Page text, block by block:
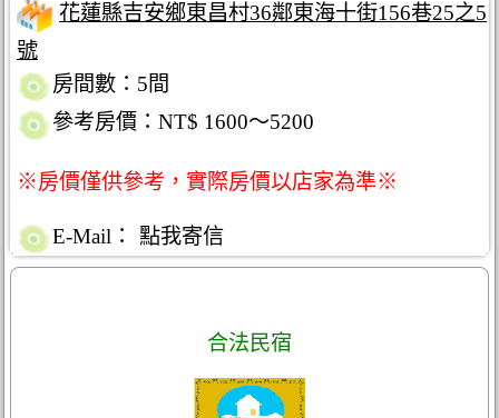
花蓮縣吉安鄉東昌村36鄰東海十街156巷25之5
號
房間數：5間
參考房價：NT$ 1600～5200
※房價僅供參考，實際房價以店家為準※
E-Mail： 點我寄信
合法民宿